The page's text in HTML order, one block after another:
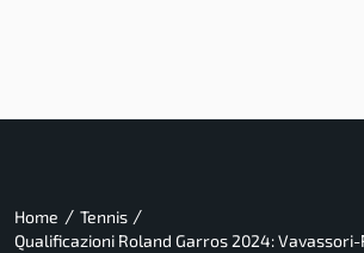
Home / Tennis /
Qualificazioni Roland Garros 2024: